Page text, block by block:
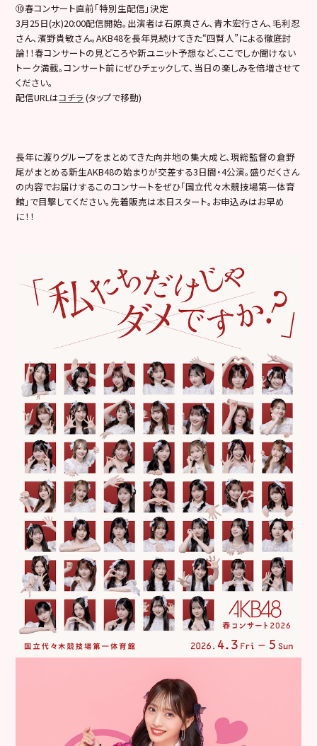
⑩春コンサート直前「特別生配信」決定
3月25日(水)20:00配信開始。出演者は石原真さん、青木宏行さん、毛利忍
さん、濱野貴敏さん。AKB48を長年見続けてきた“四賢人”による徹底討
論！！春コンサートの見どころや新ユニット予想など、ここでしか聞けない
トーク満載。コンサート前にぜひチェックして、当日の楽しみを倍増させて
ください。
配信URLはコチラ (タップで移動)
長年に渡りグループをまとめてきた向井地の集大成と、現総監督の倉野
尾がまとめる新生AKB48の始まりが交差する3日間・4公演。盛りだくさん
の内容でお届けするこのコンサートをぜひ「国立代々木競技場第一体育
館」で目撃してください。先着販売は本日スタート。お申込みはお早め
に！！